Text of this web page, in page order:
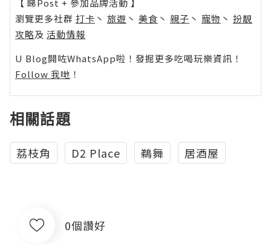
【 睇Post + 參加品牌活動 】
瀏覽更多社群 打卡 丶 旅遊 丶 美食 丶 親子 丶 寵物 丶 扮靚
攻略及 活動情報
U Blog開咗WhatsApp啦！發掘更多吃喝玩樂資訊！
Follow 我哋 ！
相關話題
荔枝角 D2 Place 鵜舞 居酒屋
0個讚好